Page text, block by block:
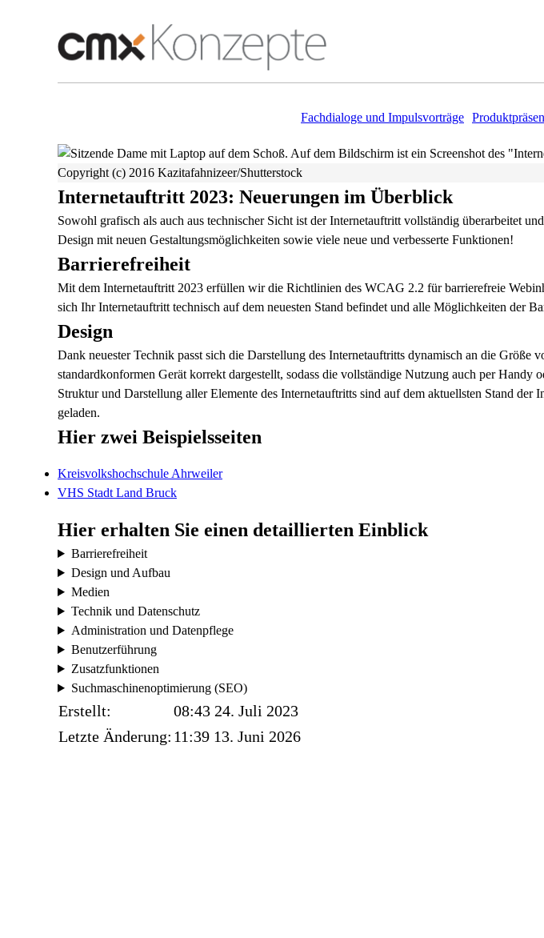
Fachdialoge und Impulsvorträge
Copyright (c) 2016 Kazitafahnizeer/Shutterstock
Internetauftritt 2023: Neuerungen im Überblick
Sowohl grafisch als auch aus technischer Sicht ist der Internetauftritt vollständig überarbeitet
Design mit neuen Gestaltungsmöglichkeiten sowie viele neue und verbesserte Funktionen!
Barrierefreiheit
Mit dem Internetauftritt 2023 erfüllen wir die Richtlinien des WCAG 2.2 für barrierefreie
sich Ihr Internetauftritt technisch auf dem neuesten Stand befindet und alle Möglichkeiten der
Design
Dank neuester Technik passt sich die Darstellung des Internetauftritts dynamisch an die
standardkonformen Gerät korrekt dargestellt, sodass die vollständige Nutzung auch per Handy
Struktur und Darstellung aller Elemente des Internetauftritts sind auf dem aktuellsten Stand
geladen.
Hier zwei Beispielsseiten
Kreisvolkshochschule Ahrweiler
VHS Stadt Land Bruck
Hier erhalten Sie einen detaillierten Einblick
Barrierefreiheit
Design und Aufbau
Medien
Technik und Datenschutz
Administration und Datenpflege
Benutzerführung
Zusatzfunktionen
Suchmaschinenoptimierung (SEO)
Erstellt:
08:43 24. Juli 2023
Letzte Änderung: 11:39 13. Juni 2026